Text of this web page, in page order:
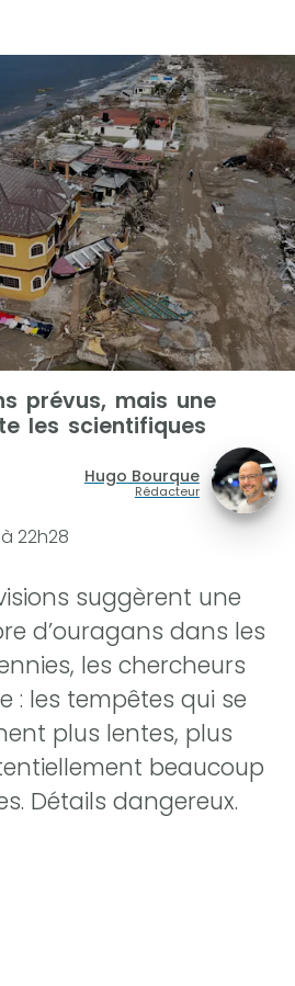
prévus, mais une
les scientifiques
Hugo Bourque
Rédacteur
22h28
suggèrent une
d’ouragans dans les
les chercheurs
: les tempêtes qui se
plus lentes, plus
beaucoup
Détails dangereux.